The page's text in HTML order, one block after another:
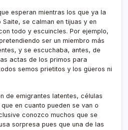
esperan mientras los que ya la
se calman en tijuas y en
todo y escuincles. Por ejemplo,
ser un miembro más
y se escuchaba, antes, de
actas de los primos para
semos prietitos y los güeros ni
de emigrantes latentes, células
en cuanto pueden se van o
conozco muchos que se
sorpresa pues que una de las